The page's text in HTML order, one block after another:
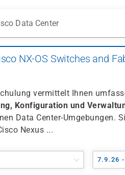
Data Center
NX-OS Switches and
vermittelt Ihnen
Konfiguration und
Data Center-Umgebungen.
Nexus ...
7.9.26